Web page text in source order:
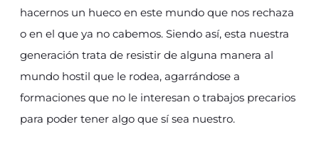
hacernos un hueco en este mundo que nos rechaza
o en el que ya no cabemos. Siendo así, esta nuestra
generación trata de resistir de alguna manera al
mundo hostil que le rodea, agarrándose a
formaciones que no le interesan o trabajos precarios
para poder tener algo que sí sea nuestro.